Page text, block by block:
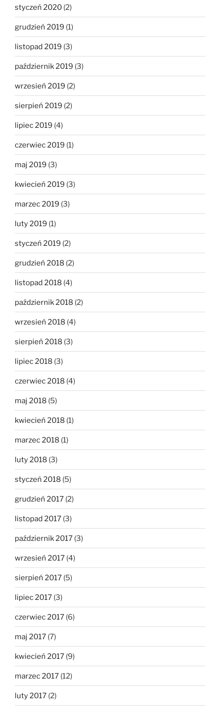
styczeń 2020 (2)
grudzień 2019 (1)
listopad 2019 (3)
październik 2019 (3)
wrzesień 2019 (2)
sierpień 2019 (2)
lipiec 2019 (4)
czerwiec 2019 (1)
maj 2019 (3)
kwiecień 2019 (3)
marzec 2019 (3)
luty 2019 (1)
styczeń 2019 (2)
grudzień 2018 (2)
listopad 2018 (4)
październik 2018 (2)
wrzesień 2018 (4)
sierpień 2018 (3)
lipiec 2018 (3)
czerwiec 2018 (4)
maj 2018 (5)
kwiecień 2018 (1)
marzec 2018 (1)
luty 2018 (3)
styczeń 2018 (5)
grudzień 2017 (2)
listopad 2017 (3)
październik 2017 (3)
wrzesień 2017 (4)
sierpień 2017 (5)
lipiec 2017 (3)
czerwiec 2017 (6)
maj 2017 (7)
kwiecień 2017 (9)
marzec 2017 (12)
luty 2017 (2)